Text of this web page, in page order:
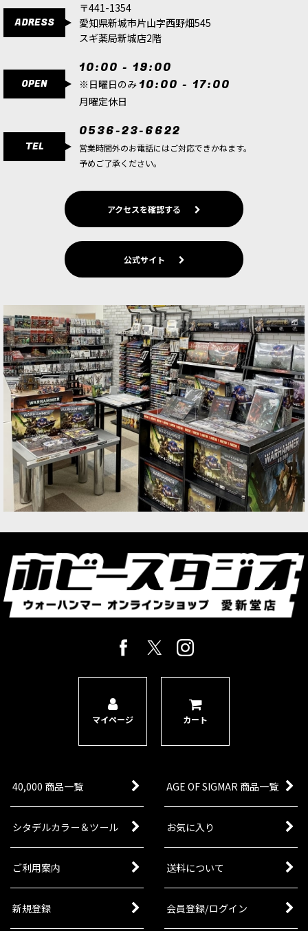
ADRESS
〒441-1354
愛知県新城市片山字西野畑545
スギ薬局新城店2階
OPEN
10:00 - 19:00
※日曜日のみ 10:00 - 17:00
月曜定休日
TEL
0536-23-6622
営業時間外のお電話にはご対応できかねます。
予めご了承ください。
アクセスを確認する
公式サイト
マイページ カート
40,000 商品一覧 AGE OF SIGMAR 商品一覧
シタデルカラー＆ツール お気に入り
ご利用案内 送料について
新規登録 会員登録/ログイン